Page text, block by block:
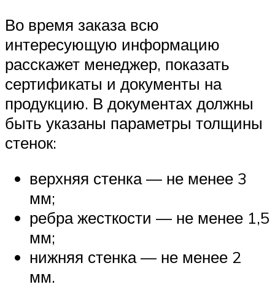
Во время заказа всю
интересующую информацию
расскажет менеджер, показать
сертификаты и документы на
продукцию. В документах должны
быть указаны параметры толщины
стенок:
верхняя стенка — не менее 3
мм;
ребра жесткости — не менее 1,5
мм;
нижняя стенка — не менее 2
мм.